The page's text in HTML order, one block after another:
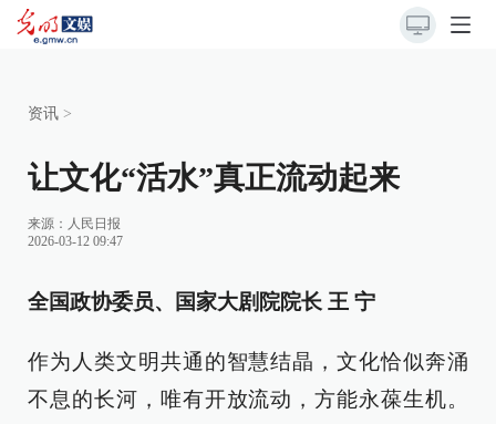
资讯 >
让文化“活水”真正流动起来
来源： 人民日报
2026-03-12 09:47
全国政协委员、国家大剧院院长 王 宁
作为人类文明共通的智慧结晶，文化恰似奔涌
不息的长河，唯有开放流动，方能永葆生机。